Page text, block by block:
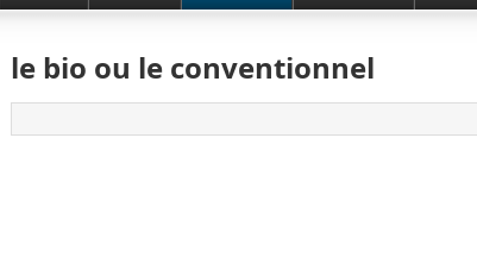
le bio ou le conventionnel